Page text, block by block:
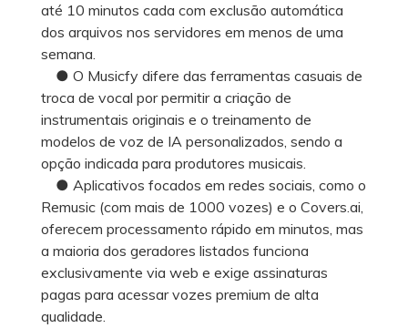
até 10 minutos cada com exclusão automática
dos arquivos nos servidores em menos de uma
semana.
● O Musicfy difere das ferramentas casuais de
troca de vocal por permitir a criação de
instrumentais originais e o treinamento de
modelos de voz de IA personalizados, sendo a
opção indicada para produtores musicais.
● Aplicativos focados em redes sociais, como o
Remusic (com mais de 1000 vozes) e o Covers.ai,
oferecem processamento rápido em minutos, mas
a maioria dos geradores listados funciona
exclusivamente via web e exige assinaturas
pagas para acessar vozes premium de alta
qualidade.